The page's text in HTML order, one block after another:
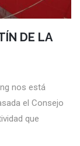
DE LA
nos está
el Consejo
que